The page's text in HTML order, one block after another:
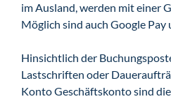
im Ausland, werden mit einer
Möglich sind auch Google Pay
Hinsichtlich der
Lastschriften oder
Konto Geschäftskonto sind